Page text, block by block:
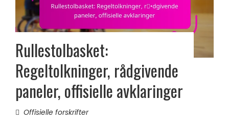
Rullestolbasket:
Regeltolkninger, rådgivende
paneler, offisielle avklaringer
Offisielle forskrifter